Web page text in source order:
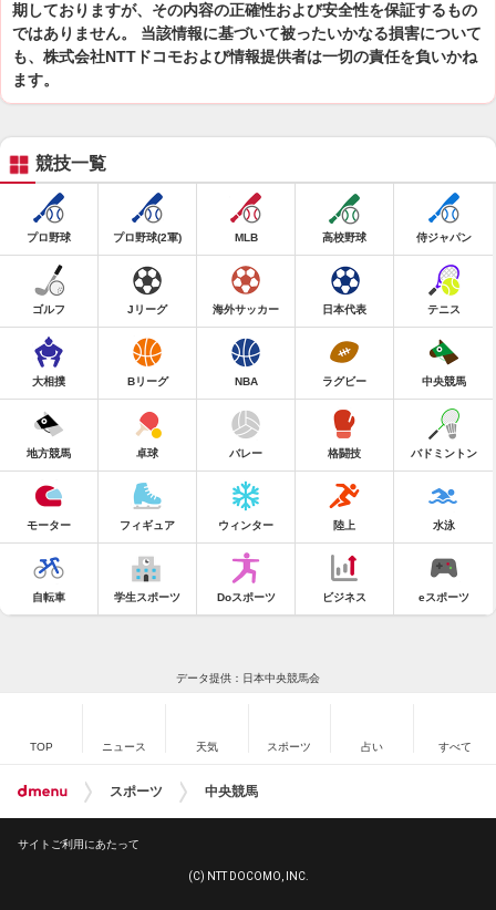
期しておりますが、その内容の正確性および安全性を保証するもの
ではありません。 当該情報に基づいて被ったいかなる損害について
も、株式会社NTTドコモおよび情報提供者は一切の責任を負いかね
ます。
競技一覧
プロ野球 プロ野球(2軍) MLB 高校野球 侍ジャパン
ゴルフ Jリーグ 海外サッカー 日本代表 テニス
大相撲 Bリーグ NBA ラグビー 中央競馬
地方競馬 卓球 バレー 格闘技 バドミントン
モーター フィギュア ウィンター 陸上 水泳
自転車 学生スポーツ Doスポーツ ビジネス eスポーツ
データ提供：日本中央競馬会
TOP ニュース 天気 スポーツ 占い すべて
スポーツ 中央競馬
サイトご利用にあたって
(C) NTT DOCOMO, INC.